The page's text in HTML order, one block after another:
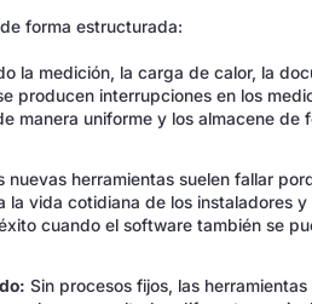
forma estructurada:
la medición, la carga de calor, la
producen interrupciones en los
manera uniforme y los almacene de
nuevas herramientas suelen fallar
vida cotidiana de los instaladores
cuando el software también se
Sin procesos fijos, las